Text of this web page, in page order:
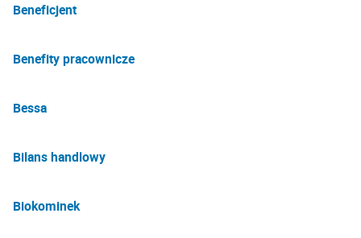
Beneficjent
Benefity pracownicze
Bessa
Bilans handlowy
Biokominek